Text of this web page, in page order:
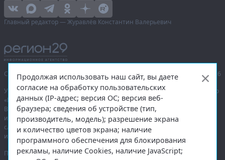
Главный редактор — Журавлёв Константин Валерьевич
Сетевое издание «Информационное агентство Регион 29»,
© 2016–2026
Учредитель — общество с ограниченной ответственностью «Агентство
«Правда Севера».
Выписка из реестра зарегистрированных средств массовой
информации:ЭЛ № ФС 77-74226от 09.11.2018 выдано Федеральной
службой по надзору в сфере связи, информационных технологий
и массовых коммуникаций (Роскомнадзор).
При полном или частичном использовании любых материалов
Продолжая использовать наш сайт, вы даете
согласие на обработку пользовательских
данных (IP-адрес; версия ОС; версия веб-
браузера; сведения об устройстве (тип,
производитель, модель); разрешение экрана
и количество цветов экрана; наличие
программного обеспечения для блокирования
рекламы, наличие Cookies, наличие JavaScript;